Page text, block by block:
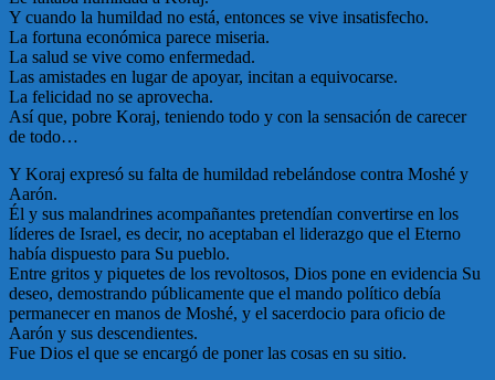
Y cuando la humildad no está, entonces se vive insatisfecho.
La fortuna económica parece miseria.
La salud se vive como enfermedad.
Las amistades en lugar de apoyar, incitan a equivocarse.
La felicidad no se aprovecha.
Así que, pobre Koraj, teniendo todo y con la sensación de carecer
de todo…
Y Koraj expresó su falta de humildad rebelándose contra Moshé y
Aarón.
Él y sus malandrines acompañantes pretendían convertirse en los
líderes de Israel, es decir, no aceptaban el liderazgo que el Eterno
había dispuesto para Su pueblo.
Entre gritos y piquetes de los revoltosos, Dios pone en evidencia Su
deseo, demostrando públicamente que el mando político debía
permanecer en manos de Moshé, y el sacerdocio para oficio de
Aarón y sus descendientes.
Fue Dios el que se encargó de poner las cosas en su sitio.